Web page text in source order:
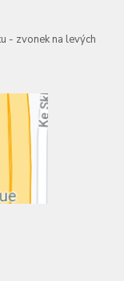
- zvonek na levých